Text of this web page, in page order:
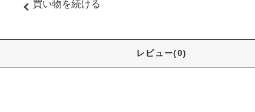
買い物を続ける
レビュー(0)